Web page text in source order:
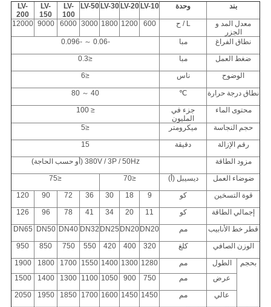
بند وحدة LV-10
LV-20
LV-30
LV-50
LV-
100
LV-
150
LV-
200
معدل المد و
الجزر
L / ح 600
1200
1800
3000
6000
9000
12000
نطاق الفراغ مبا
-0.06 ～ -0.096
ضغط العمل
مبا
≤0.3
الوضوح
ناس ≤6
نطاق درجة حرارة ℃
40 ～ 80
محتوى الماء
جزء في
المليون
≤ 100
حجم النجاسة ميكرومتر
≤5
رقم الإزالة
دقيقة
15
مزود الطاقة
380V / 3P / 50Hz (أو حسب الحاجة)
ضوضاء العمل
ديسيبل (أ) ≤70
≤75
قوة التسخين
كو 9
18
30
36
72
90
120
إجمالي الطاقة
كو 11
20
34
41
78
96
126
قطر خط الأنابيب
مم DN20
DN20
DN25
DN32
DN40
DN50
DN65
الوزن الصافي
كلغ 320
400
420
550
750
850
950
بحجم
الطول مم 1280
1300
1400
1550
1700
1800
1900
عرض
مم 750
900
1050
1100
1300
1400
1500
عالي
مم 1450
1450
1600
1700
1850
1950
2050